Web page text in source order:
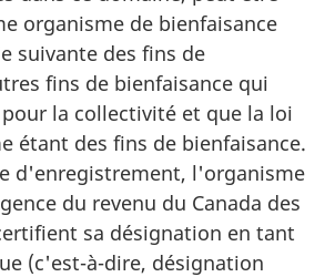
organisme de bienfaisance
suivante des fins de
fins de bienfaisance qui
la collectivité et que la loi
étant des fins de bienfaisance.
d'enregistrement, l'organisme
du revenu du Canada des
sa désignation en tant
(c'est-à-dire, désignation